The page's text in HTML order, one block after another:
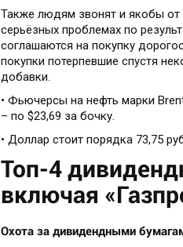
Также людям звонят и якобы от
серьёзных проблемах по
соглашаются на покупку
покупки потерпевшие спустя
добавки.
• Фьючерсы на нефть марки
– по $23,69 за бочку.
• Доллар стоит порядка 73,75
Топ-4
включая
Охота за дивидендными